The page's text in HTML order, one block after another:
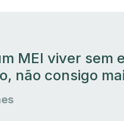
MEI viver sem
não consigo